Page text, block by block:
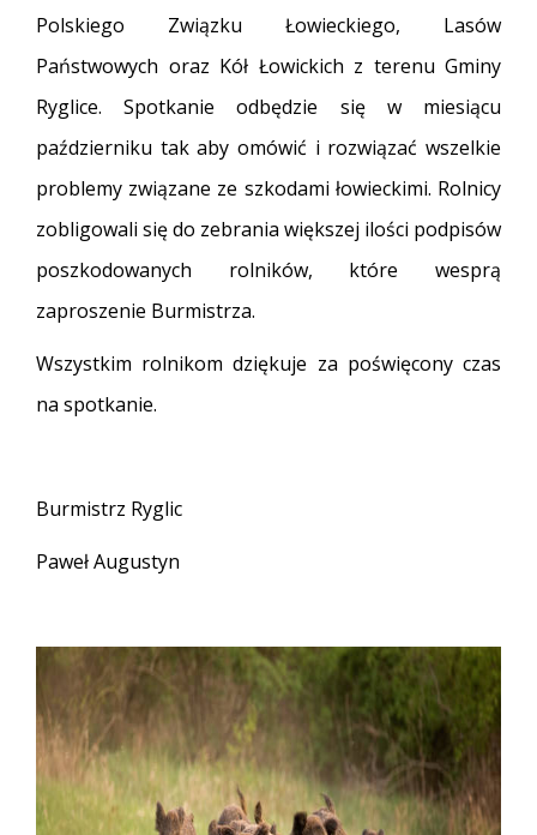
Polskiego Związku Łowieckiego, Lasów
Państwowych oraz Kół Łowickich z terenu Gminy
Ryglice. Spotkanie odbędzie się w miesiącu
październiku tak aby omówić i rozwiązać wszelkie
problemy związane ze szkodami łowieckimi. Rolnicy
zobligowali się do zebrania większej ilości podpisów
poszkodowanych rolników, które wesprą
zaproszenie Burmistrza.
Wszystkim rolnikom dziękuje za poświęcony czas
na spotkanie.
Burmistrz Ryglic
Paweł Augustyn